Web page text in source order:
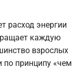
расход энергии
каждую
взрослых
по принципу «чем